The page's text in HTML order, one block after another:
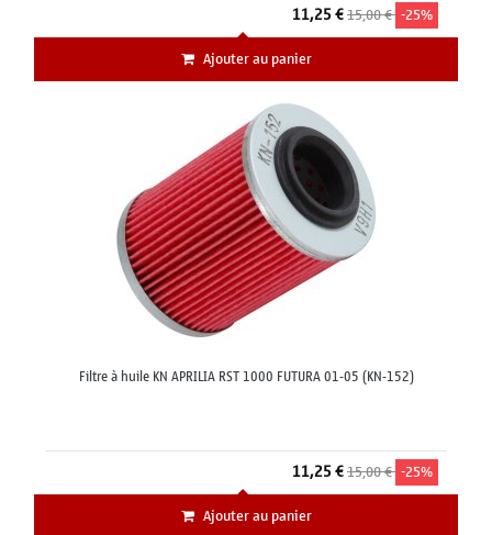
11,25 €15,00 € -25%
Ajouter au panier
Filtre à huile KN APRILIA RST 1000 FUTURA 01-05 (KN-152)
11,25 €15,00 € -25%
Ajouter au panier